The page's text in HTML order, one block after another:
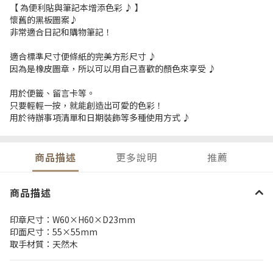
【 為便利貼與筆記本增添色彩 ♪ 】
懷舊的黑板圖案♪
非常適合日記和購物筆記！
適合標準尺寸便條紙的完美方形尺寸 ♪
因為是橡皮圖章，所以可以用自己喜歡的顏色來享受 ♪
用於便籤、留言卡等。
只要輕輕一按，就能創造出可愛的色彩！
用於待辦事項清單和日期裝飾等多種使用方式 ♪
商品描述 更多說明 推薦
商品描述
印章尺寸：W60×H60×D23mm
印面尺寸：55×55mm
取手材質：天然木